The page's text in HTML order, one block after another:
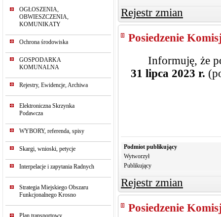
OGŁOSZENIA,
OBWIESZCZENIA,
KOMUNIKATY
Ochrona środowiska
GOSPODARKA
KOMUNALNA
Rejestry, Ewidencje, Archiwa
Elektroniczna Skrzynka
Podawcza
WYBORY, referenda, spisy
Skargi, wnioski, petycje
Interpelacje i zapytania Radnych
Strategia Miejskiego Obszaru
Funkcjonalnego Krosno
Plan transportowy
Rejestr zmian
Posiedzenie
Informuję, że
31 lipca 2023 r.
Podmiot publikujący
Wytworzył
Publikujący
Rejestr zmian
Posiedzenie